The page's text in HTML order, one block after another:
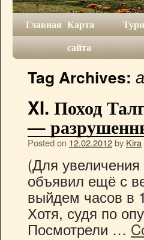
Главная Карта
сайта
Tag Archives:
XI. Поход
—
Posted on 12.02.2012by Kira
(Для
объявил ещё с
выйдем часов в
Хотя, судя по
Посмотрели …